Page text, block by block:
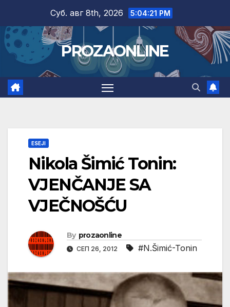
content
Суб. авг 8th, 2026 5:04:22 PM
PROZAONLINE
ESEJI
Nikola Šimić Tonin:
VJENČANJE SA
VJEČNOŠĆU
By prozaonline
СЕП 26, 2012 #N.Šimić-Tonin